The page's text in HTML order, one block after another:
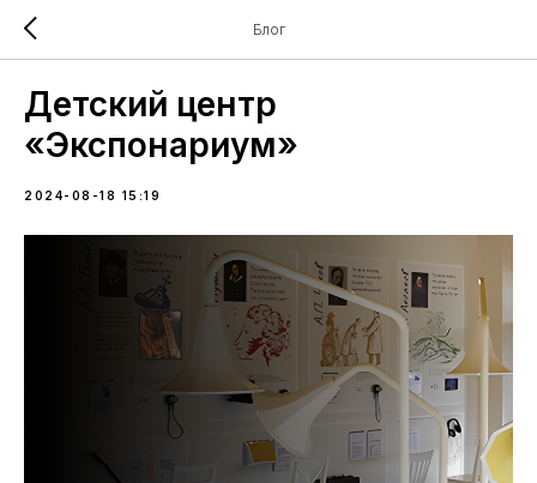
Блог
Детский центр
«Экспонариум»
2024-08-18 15:19